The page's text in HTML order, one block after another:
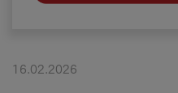
Плати сметка
#ПодобарОнлајн
16.02.2026